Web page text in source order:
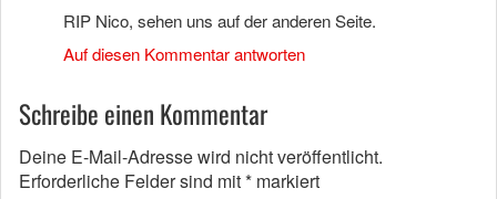
RIP Nico, sehen uns auf der anderen Seite.
Auf diesen Kommentar antworten
Schreibe einen Kommentar
Deine E-Mail-Adresse wird nicht veröffentlicht.
Erforderliche Felder sind mit* markiert